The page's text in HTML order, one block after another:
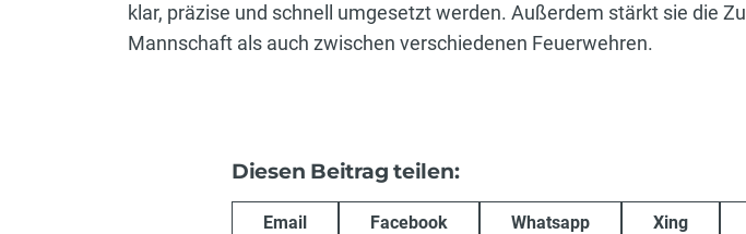
klar, präzise und schnell umgesetzt werden. Außerdem stärkt sie die
Mannschaft als auch zwischen verschiedenen Feuerwehren.
Diesen Beitrag teilen:
Email Facebook Whatsapp Xing